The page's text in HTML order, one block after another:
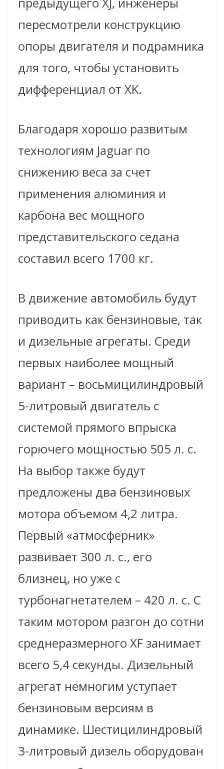
пересмотрели конструкцию
опоры двигателя и подрамника
для того, чтобы установить
дифференциал от XK.
Благодаря хорошо развитым
технологиям Jaguar по
снижению веса за счет
применения алюминия и
карбона вес мощного
представительского седана
составил всего 1700 кг.
В движение автомобиль будут
приводить как бензиновые, так
и дизельные агрегаты. Среди
первых наиболее мощный
вариант – восьмицилиндровый
5-литровый двигатель с
системой прямого впрыска
горючего мощностью 505 л. с.
На выбор также будут
предложены два бензиновых
мотора объемом 4,2 литра.
Первый «атмосферник»
развивает 300 л. с., его
близнец, но уже с
турбонагнетателем – 420 л. с. С
таким мотором разгон до сотни
среднеразмерного XF занимает
всего 5,4 секунды. Дизельный
агрегат немногим уступает
бензиновым версиям в
динамике. Шестицилиндровый
3-литровый дизель оборудован